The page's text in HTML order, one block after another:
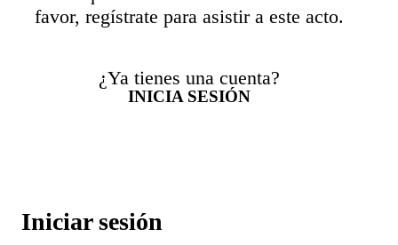
favor, regístrate para asistir a este acto.
¿Ya tienes una cuenta?
INICIA SESIÓN
Iniciar sesión